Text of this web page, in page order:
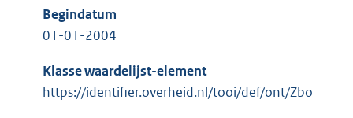
Begindatum
01-01-2004
Klasse waardelijst-element
https://identifier.overheid.nl/tooi/def/ont/Zbo